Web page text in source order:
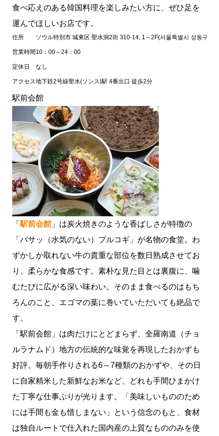
食べ応えのある韓国料理を楽しみたい方に、ぜひ足を
運んでほしいお店です。
住所 ソウル特別市 城東区 聖水洞2街 310-14, 1～2F(서울특별시 성동구 성
営業時間10：00～24：00
定休日 なし
アクセス地下鉄2号線聖水(ソンス)駅 4番出口 徒歩2分
駅前会館
「駅前会館」は炭火焼きのような香ばしさが特徴の
「パサッ（水気のない）プルコギ」が名物の食堂。わ
ずかしか取れない牛の貴重な部位を数日熟成させてお
り、柔らかな食感です。素朴な見た目とは裏腹に、噛
むたびに広がる深い味わい。そのまま食べるのはもち
ろんのこと、エゴマの葉に巻いていただいても絶品で
す。
「駅前会館」は肉だけにとどまらず、全羅南道（チョ
ルラナムド）地方の伝統的な味覚を再現したおかずも
好評。毎朝手作りされる6～7種類のおかずや、その日
に自家精米した新鮮なお米など、どれも手間ひまかけ
た丁寧な仕事ぶりが光ります。「美味しいもののため
には手間も金も惜しまない」という信念のもと、食材
は独自ルートで仕入れた国内産の上質なもののみを使